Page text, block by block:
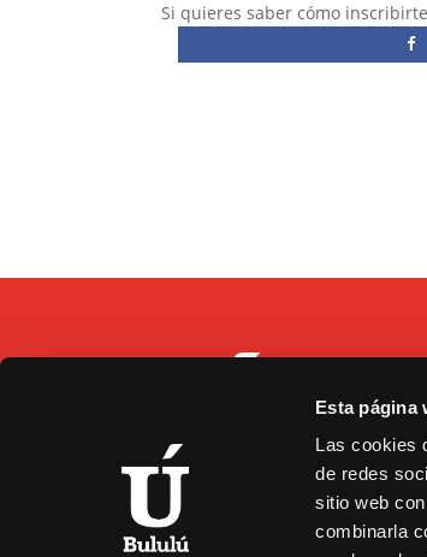
Esta página
Las cookies
de redes
sitio web
combinarla
Si quieres saber cómo